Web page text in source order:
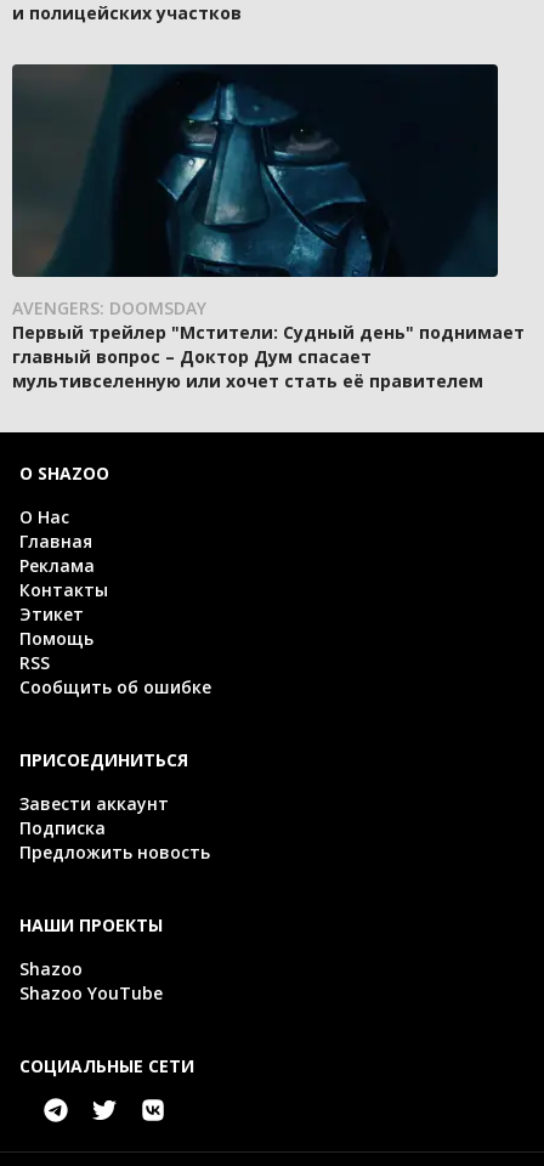
и полицейских участков
AVENGERS: DOOMSDAY
Первый трейлер "Мстители: Судный день" поднимает
главный вопрос – Доктор Дум спасает
мультивселенную или хочет стать её правителем
О SHAZOO
О Нас
Главная
Реклама
Контакты
Этикет
Помощь
RSS
Сообщить об ошибке
ПРИСОЕДИНИТЬСЯ
Завести аккаунт
Подписка
Предложить новость
НАШИ ПРОЕКТЫ
Shazoo
Shazoo YouTube
СОЦИАЛЬНЫЕ СЕТИ